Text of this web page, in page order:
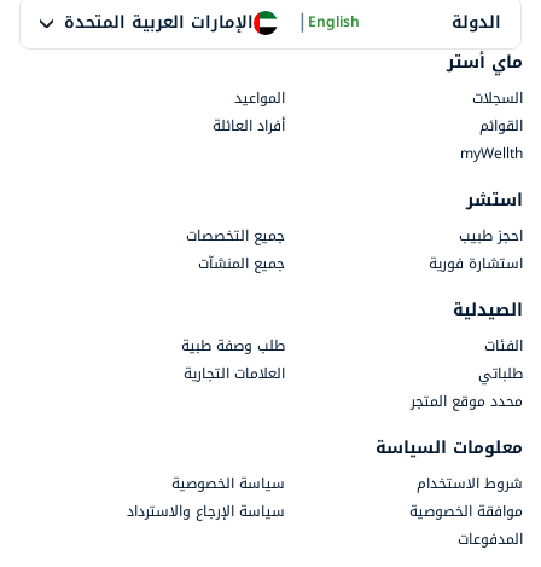
الدولة الإمارات العربية المتحدة |English
ماي أستر
السجلات
المواعيد
القوائم
أفراد العائلة
myWellth
استشر
احجز طبيب
جميع التخصصات
استشارة فورية
جميع المنشآت
الصيدلية
الفئات
طلب وصفة طبية
طلباتي
العلامات التجارية
محدد موقع المتجر
معلومات السياسة
شروط الاستخدام
سياسة الخصوصية
موافقة الخصوصية
سياسة الإرجاع والاسترداد
المدفوعات